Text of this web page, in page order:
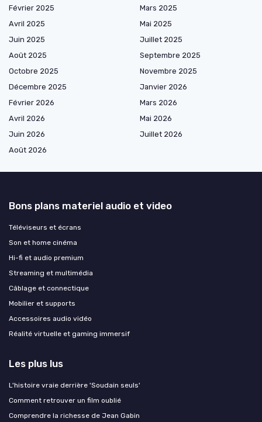
Février 2025
Mars 2025
Avril 2025
Mai 2025
Juin 2025
Juillet 2025
Août 2025
Septembre 2025
Octobre 2025
Novembre 2025
Décembre 2025
Janvier 2026
Février 2026
Mars 2026
Avril 2026
Mai 2026
Juin 2026
Juillet 2026
Août 2026
Bons plans materiel audio et video
Téléviseurs et écrans
Son et home cinéma
Hi-fi et audio premium
Streaming et multimédia
Câblage et connectique
Mobilier et supports
Accessoires audio vidéo
Réalité virtuelle et gaming immersif
Les plus lus
L'histoire vraie derrière 'Soudain seuls'
Comment retrouver un film oublié
Comprendre la richesse de Jean Gabin